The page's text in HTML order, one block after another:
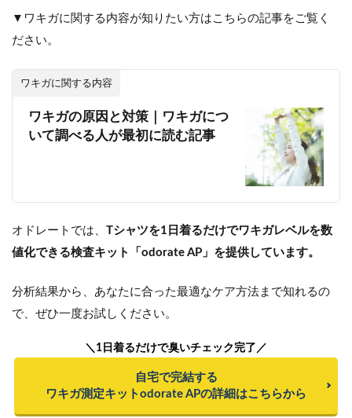
▼ ワキガに関する内容が知りたい方はこちらの記事をご覧く
ださい。
ワキガに関する内容
ワキガの原因と対策｜ワキガにつ
いて調べる人が最初に読む記事
オドレートでは、 Tシャツを1日着るだけでワキガレベルを数
値化できる検査キット「odorate AP」を提供しています。
分析結果から、あなたに合った最適なケア方法まで知れるの
で、ぜひ一度お試しください。
＼1日着るだけで臭いチェック完了／
自宅で完結する
ワキガ測定キットodorate APの詳細はこちらから